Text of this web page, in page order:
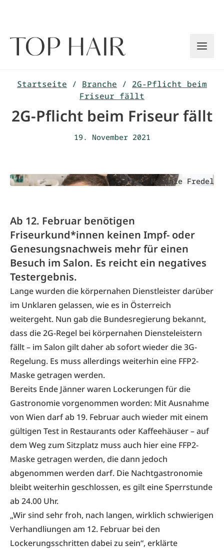
Startseite / Branche / 2G-Pflicht beim
Friseur fällt
2G-Pflicht beim Friseur fällt
19. November 2021
Foto: Melanie Fredel
Ab 12. Februar benötigen
Friseurkund*innen keinen Impf- oder
Genesungsnachweis mehr für einen
Besuch im Salon. Es reicht ein negatives
Testergebnis.
Lange wurden die körpernahen Dienstleister darüber
im Unklaren gelassen, wie es in Österreich
weitergeht. Nun gab die Bundesregierung bekannt,
dass die 2G-Regel bei körpernahen Diensteleistern
fällt – im Salon gilt daher ab sofort wieder die 3G-
Regelung. Es muss allerdings weiterhin eine FFP2-
Maske getragen werden.
Bereits Ende Jänner waren Lockerungen für die
Gastronomie vorgenommen worden: Mit Ausnahme
von Wien darf ab 19. Februar auch wieder mit einem
gültigen Test in Restaurants oder Kaffeehäuser – auf
dem Weg zum Sitzplatz muss auch hier eine FFP2-
Maske getragen werden, die dann jedoch
abgenommen werden darf. Die Nachtgastronomie
bleibt weiterhin geschlossen, es gilt eine Sperrstunde
ab 24.00 Uhr.
„Wir sind sehr froh, nach langen, wirklich schwierigen
Verhandliungen am 12. Februar bei den
Lockerungsschritten dabei zu sein“, erklärte